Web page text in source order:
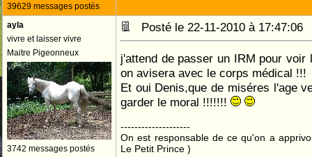
39629 messages postés
ayla
vivre et laisser vivre
Maitre Pigeonneux
3742 messages postés
Posté le 22-11-2010 à
j'attend de passer un IRM pour voir
on avisera avec le corps médical !!!
Et oui Denis,que de miséres l'age
garder le moral !!!!!!!
--------------------
On est responsable de ce qu'on a
Le Petit Prince )